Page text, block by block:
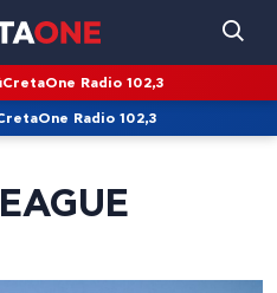
CretaOne Radio 102,3
Radio 102,3